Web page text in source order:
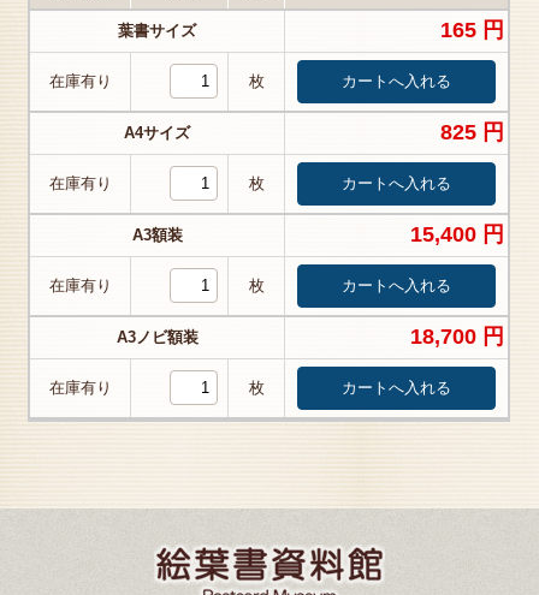
葉書サイズ 165 円
在庫有り 枚
A4サイズ 825 円
在庫有り 枚
A3額装 15,400 円
在庫有り 枚
A3ノビ額装 18,700 円
在庫有り 枚